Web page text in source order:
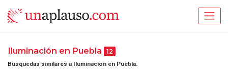
Iluminación en Puebla 12
Búsquedas similares a Iluminación en Puebla: